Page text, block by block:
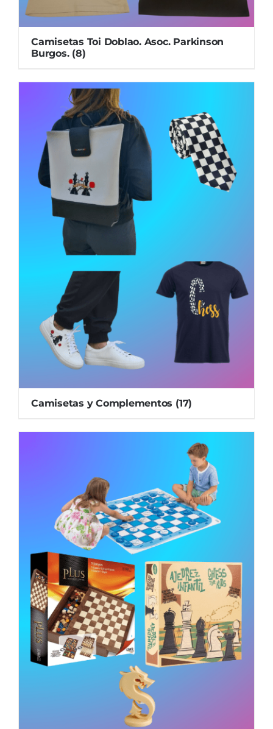
Camisetas Toi Doblao. Asoc. Parkinson
Burgos. (8)
Camisetas y Complementos (17)